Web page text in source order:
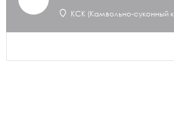
КСК (Камвольно-суконный